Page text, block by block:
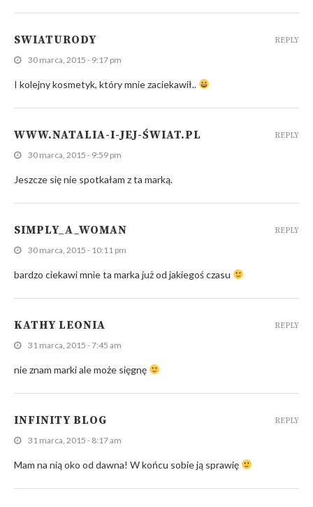
SWIATURODY
30 marca, 2015 - 9:17 pm
I kolejny kosmetyk, który mnie zaciekawił..
REPLY
WWW.NATALIA-I-JEJ-ŚWIAT.PL
30 marca, 2015 - 9:59 pm
Jeszcze się nie spotkałam z ta marką.
REPLY
SIMPLY_A_WOMAN
30 marca, 2015 - 10:11 pm
bardzo ciekawi mnie ta marka już od jakiegoś czasu
REPLY
KATHY LEONIA
31 marca, 2015 - 7:45 am
nie znam marki ale może sięgnę
REPLY
INFINITY BLOG
31 marca, 2015 - 8:17 am
Mam na nią oko od dawna! W końcu sobie ją sprawię
REPLY